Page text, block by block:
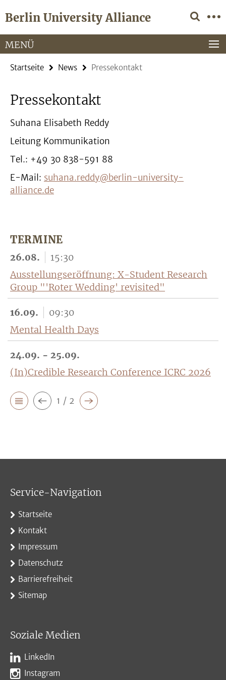
direkt
Inhalt
Berlin University Alliance
Service-
Navigation
MENÜ
Startseite News Pressekontakt
Pressekontakt
Suhana Elisabeth Reddy
Leitung Kommunikation
Tel.: +49 30 838-591 88
E-Mail: suhana.reddy@berlin-university-
alliance.de
TERMINE
26.08.
15:30
Ausstellungseröffnung: X-Student Research
Group "'Roter Wedding' revisited"
16.09.
09:30
Mental Health Days
24.09. - 25.09.
(In)Credible Research Conference ICRC 2026
1 / 2
Service-Navigation
Startseite
Kontakt
Impressum
Datenschutz
Barrierefreiheit
Sitemap
Soziale Medien
LinkedIn
Instagram